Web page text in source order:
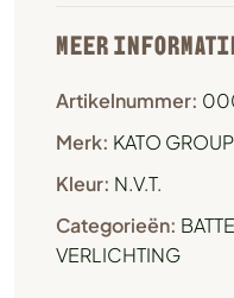
MEER
Artikelnummer:
Merk: KATO
Kleur: N.V.T.
Categorieën:
VERLICHTING